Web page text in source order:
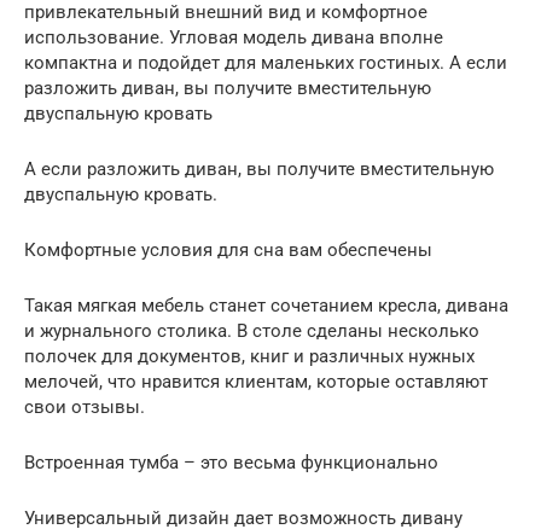
привлекательный внешний вид и комфортное
использование. Угловая модель дивана вполне
компактна и подойдет для маленьких гостиных. А если
разложить диван, вы получите вместительную
двуспальную кровать
А если разложить диван, вы получите вместительную
двуспальную кровать.
Комфортные условия для сна вам обеспечены
Такая мягкая мебель станет сочетанием кресла, дивана
и журнального столика. В столе сделаны несколько
полочек для документов, книг и различных нужных
мелочей, что нравится клиентам, которые оставляют
свои отзывы.
Встроенная тумба – это весьма функционально
Универсальный дизайн дает возможность дивану